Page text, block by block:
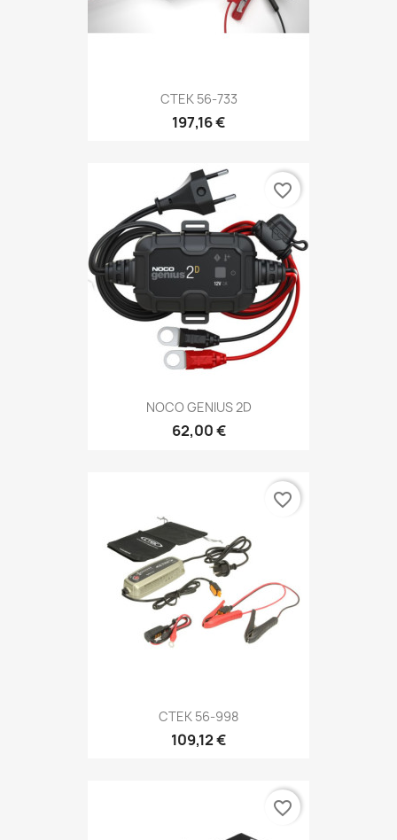
CTEK 56-733
197,16 €
NOCO GENIUS 2D
62,00 €
favorite_border
CTEK 56-998
109,12 €
favorite_border
favorite_border